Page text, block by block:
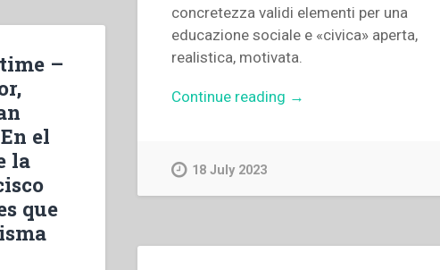
concretezza validi elementi per una
educazione sociale e «civica» aperta,
realistica, motivata.
Continue reading “Pietro
→
18 July 2023
–
el
la
que